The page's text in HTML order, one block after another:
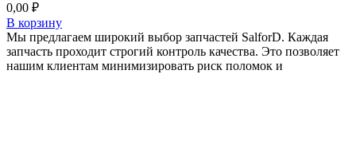
0,00 ₽
В корзину
Мы предлагаем широкий выбор запчастей SalforD. Каждая
запчасть проходит строгий контроль качества. Это позволяет
нашим клиентам минимизировать риск поломок и